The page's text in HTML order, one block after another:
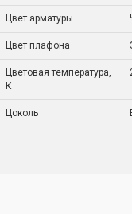
Цвет арматуры
Цвет плафона
Цветовая температура,
К
Цоколь